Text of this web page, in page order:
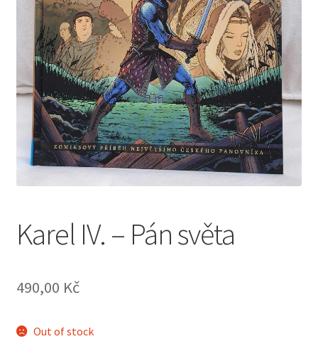
Obchod
Karel IV. – Pán světa
490,00 Kč
Out of stock